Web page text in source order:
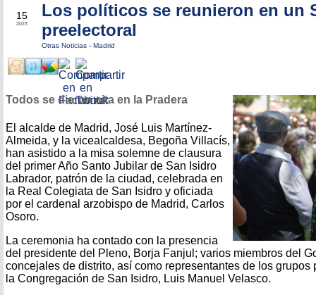
15
2023
Los políticos se reunieron en un
preelectoral
Otras Noticias - Madrid
Todos se dieron cita en la Pradera
El alcalde de Madrid, José Luis Martínez-
Almeida, y la vicealcaldesa, Begoña Villacís,
han asistido a la misa solemne de clausura
del primer Año Santo Jubilar de San Isidro
Labrador, patrón de la ciudad, celebrada en
la Real Colegiata de San Isidro y oficiada
por el cardenal arzobispo de Madrid, Carlos
Osoro.
La ceremonia ha contado con la presencia
del presidente del Pleno, Borja Fanjul; varios miembros del
concejales de distrito, así como representantes de los grupos
la Congregación de San Isidro, Luis Manuel Velasco.